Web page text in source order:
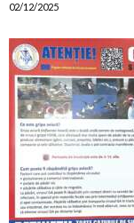
02/12/2025